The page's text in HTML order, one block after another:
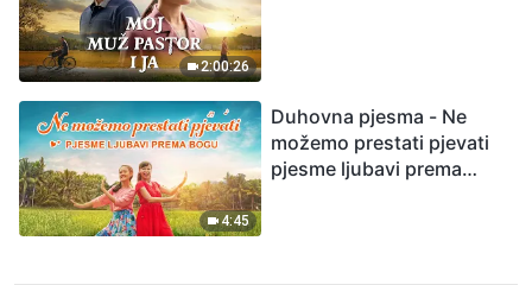
2:00:26
4:45
Duhovna pjesma - Ne
možemo prestati pjevati
pjesme ljubavi prema